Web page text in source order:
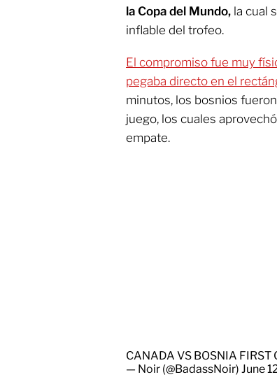
la Copa del Mundo, la cual
inflable del trofeo.
El compromiso fue muy
pegaba directo en el
minutos, los bosnios
juego, los cuales aprovechó
empate.
CANADA VS BOSNIA
— Noir (@BadassNoir) June